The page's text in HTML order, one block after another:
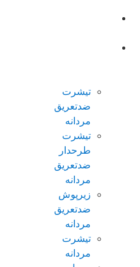
تیشرت
ضدتعریق
مردانه
تیشرت
طرحدار
ضدتعریق
مردانه
زیرپوش
ضدتعریق
مردانه
تیشرت
مردانه